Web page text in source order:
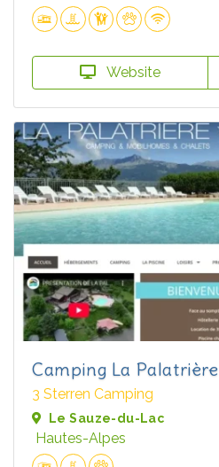
Website
Camping La Palatrière
3 Sterren Camping
Le Sauze-du-Lac
Hautes-Alpes